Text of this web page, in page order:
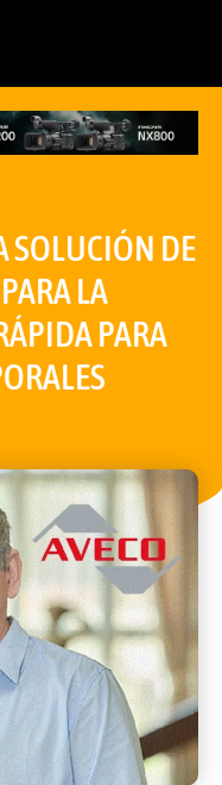
SOLUCIÓN DE
LA
PARA